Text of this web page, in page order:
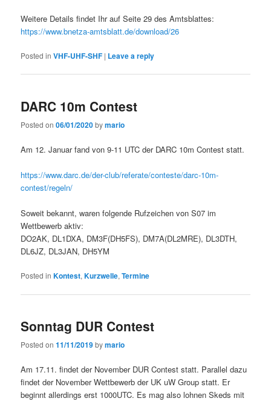
Weitere Details findet Ihr auf Seite 29 des Amtsblattes:
https://www.bnetza-amtsblatt.de/download/26
Posted in VHF-UHF-SHF | Leave a reply
DARC 10m Contest
Posted on06/01/2020bymario
Am 12. Januar fand von 9-11 UTC der DARC 10m Contest statt.
https://www.darc.de/der-club/referate/conteste/darc-10m-
contest/regeln/
Soweit bekannt, waren folgende Rufzeichen von S07 im
Wettbewerb aktiv:
DO2AK, DL1DXA, DM3F(DH5FS), DM7A(DL2MRE), DL3DTH,
DL6JZ, DL3JAN, DH5YM
Posted in Kontest,Kurzwelle,Termine
Sonntag DUR Contest
Posted on11/11/2019bymario
Am 17.11. findet der November DUR Contest statt. Parallel dazu
findet der November Wettbewerb der UK uW Group statt. Er
beginnt allerdings erst 1000UTC. Es mag also lohnen Skeds mit